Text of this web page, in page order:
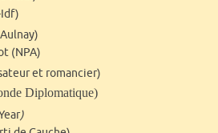
(NPA)
et romancier)
Diplomatique)
)